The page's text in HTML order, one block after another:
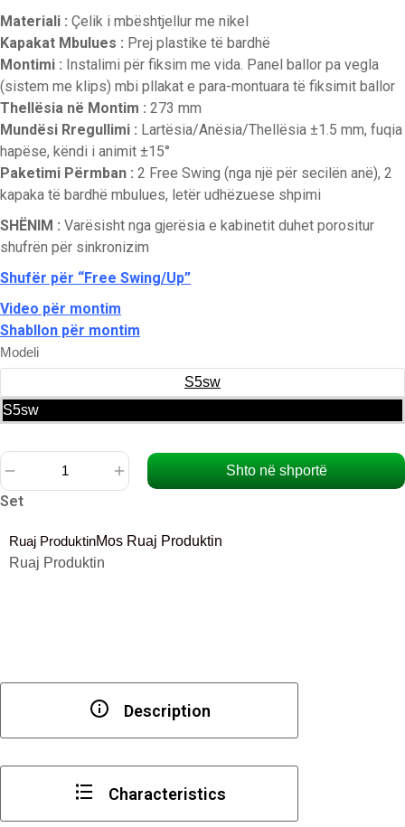
Materiali : Çelik i mbështjellur me nikel
Kapakat Mbulues : Prej plastike të bardhë
Montimi : Instalimi për fiksim me vida. Panel ballor pa vegla
(sistem me klips) mbi pllakat e para-montuara të fiksimit ballor
Thellësia në Montim : 273 mm
Mundësi Rregullimi : Lartësia/Anësia/Thellësia ±1.5 mm, fuqia
hapëse, këndi i animit ±15°
Paketimi Përmban : 2 Free Swing (nga një për secilën anë), 2
kapaka të bardhë mbulues, letër udhëzuese shpimi
SHËNIM : Varësisht nga gjerësia e kabinetit duhet porositur
shufrën për sinkronizim
Shufër për “Free Swing/Up”
Video për montim
Shabllon për montim
Modeli
S5sw
S5sw
Kiper
Swing"
Shto në shportë
Set
Ruaj ProduktinMos Ruaj Produktin
Ruaj Produktin
Description
Characteristics